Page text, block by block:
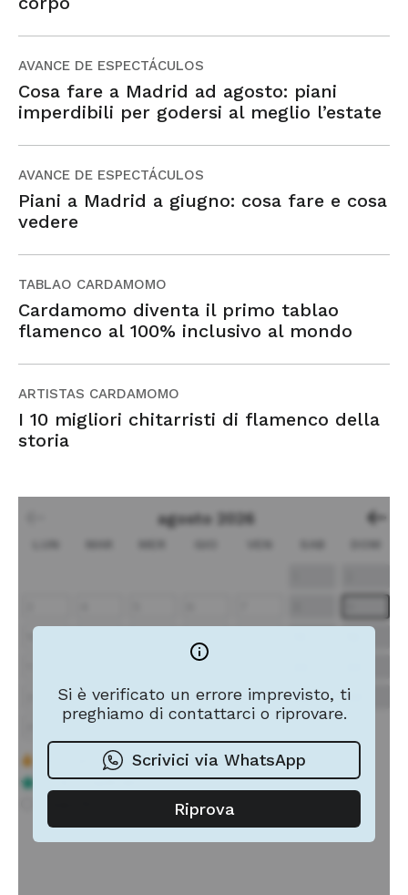
AVANCE DE ESPECTÁCULOS
Cosa fare a Madrid ad agosto: piani
imperdibili per godersi al meglio l’estate
AVANCE DE ESPECTÁCULOS
Piani a Madrid a giugno: cosa fare e cosa
vedere
TABLAO CARDAMOMO
Cardamomo diventa il primo tablao
flamenco al 100% inclusivo al mondo
ARTISTAS CARDAMOMO
I 10 migliori chitarristi di flamenco della
storia